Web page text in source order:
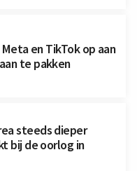
en TikTok op aan
te pakken
steeds dieper
bij de oorlog in